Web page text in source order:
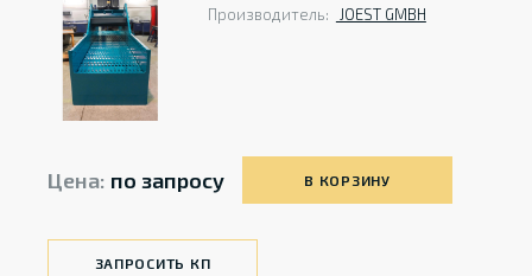
Производитель:
JOEST GMBH
Цена: по запросу В КОРЗИНУ
ЗАПРОСИТЬ КП